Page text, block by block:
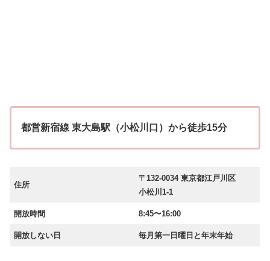
都営新宿線 東大島駅（小松川口）から徒歩15分
住所
〒132-0034 東京都江戸川区
小松川1-1
開放時間 8:45〜16:00
開放しない日 毎月第一日曜日と年末年始